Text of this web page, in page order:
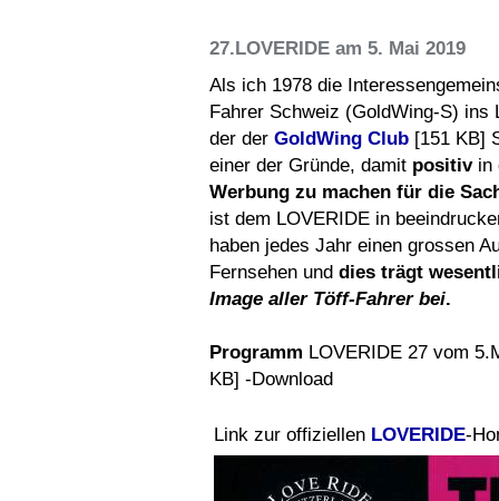
27.LOVERIDE am 5. Mai 2019
Als ich 1978 die
Fahrer Schweiz (GoldWing-S) ins
der der GoldWing Club [151 KB]
einer der Gründe, damit positiv in
Werbung zu machen für die
ist dem LOVERIDE in
haben jedes Jahr einen grossen
Fernsehen und dies trägt
Image aller Töff-Fahrer bei.
Programm LOVERIDE 27 vom
KB] -Download
Link zur offiziellen LOVERIDE-